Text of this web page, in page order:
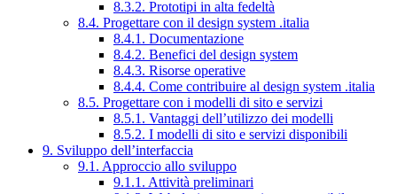
8.3.2. Prototipi in alta fedeltà
8.4. Progettare con il design system .italia
8.4.1. Documentazione
8.4.2. Benefici del design system
8.4.3. Risorse operative
8.4.4. Come contribuire al design system .italia
8.5. Progettare con i modelli di sito e servizi
8.5.1. Vantaggi dell’utilizzo dei modelli
8.5.2. I modelli di sito e servizi disponibili
9. Sviluppo dell’interfaccia
9.1. Approccio allo sviluppo
9.1.1. Attività preliminari